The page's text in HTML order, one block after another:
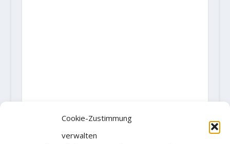
Cookie-Zustimmung
verwalten